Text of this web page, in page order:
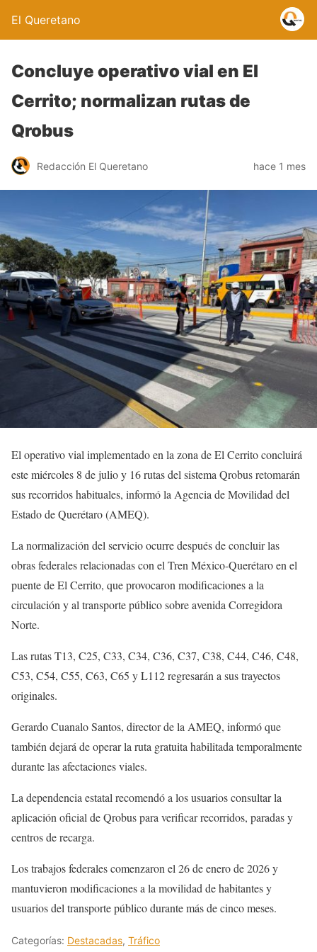
El Queretano
Concluye operativo vial en El
Cerrito; normalizan rutas de
Qrobus
Redacción El Queretano hace 1 mes
El operativo vial implementado en la zona de El Cerrito concluirá
este miércoles 8 de julio y 16 rutas del sistema Qrobus retomarán
sus recorridos habituales, informó la Agencia de Movilidad del
Estado de Querétaro (AMEQ).
La normalización del servicio ocurre después de concluir las
obras federales relacionadas con el Tren México-Querétaro en el
puente de El Cerrito, que provocaron modificaciones a la
circulación y al transporte público sobre avenida Corregidora
Norte.
Las rutas T13, C25, C33, C34, C36, C37, C38, C44, C46, C48,
C53, C54, C55, C63, C65 y L112 regresarán a sus trayectos
originales.
Gerardo Cuanalo Santos, director de la AMEQ, informó que
también dejará de operar la ruta gratuita habilitada temporalmente
durante las afectaciones viales.
La dependencia estatal recomendó a los usuarios consultar la
aplicación oficial de Qrobus para verificar recorridos, paradas y
centros de recarga.
Los trabajos federales comenzaron el 26 de enero de 2026 y
mantuvieron modificaciones a la movilidad de habitantes y
usuarios del transporte público durante más de cinco meses.
Categorías: Destacadas, Tráfico